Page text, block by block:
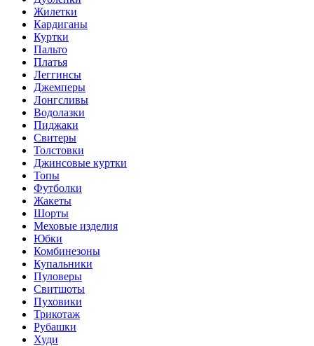
Жилетки
Кардиганы
Куртки
Пальто
Платья
Леггинсы
Джемперы
Лонгсливы
Водолазки
Пиджаки
Свитеры
Толстовки
Джинсовые куртки
Топы
Футболки
Жакеты
Шорты
Меховые изделия
Юбки
Комбинезоны
Купальники
Пуловеры
Свитшоты
Пуховики
Трикотаж
Рубашки
Худи